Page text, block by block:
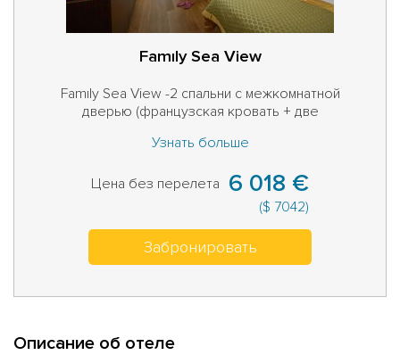
Famıly Sea View
Famıly Sea View -2 спальни с межкомнатной
дверью (французская кровать + две
ванная комната (душ), центральный кондиционер,
музыкальный канал, мини-бар, цифровой сейф,
фен, балкон, электронный дверной замок,
паркет, чайник и кофе-машина Nespresso,
беспроводной интернет, халат и тапочки,
эксклюзивная косметика марки Pure для Akra
Узнать больше
Цена без перелета 6 018 €
($ 7042)
Забронировать
Описание об отеле